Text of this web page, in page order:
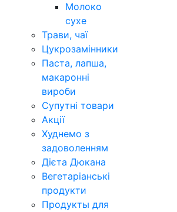
Молоко
сухе
Трави, чаї
Цукрозамінники
Паста, лапша,
макаронні
вироби
Супутні товари
Акції
Худнемо з
задоволенням
Дієта Дюкана
Вегетаріанські
продукти
Продукты для